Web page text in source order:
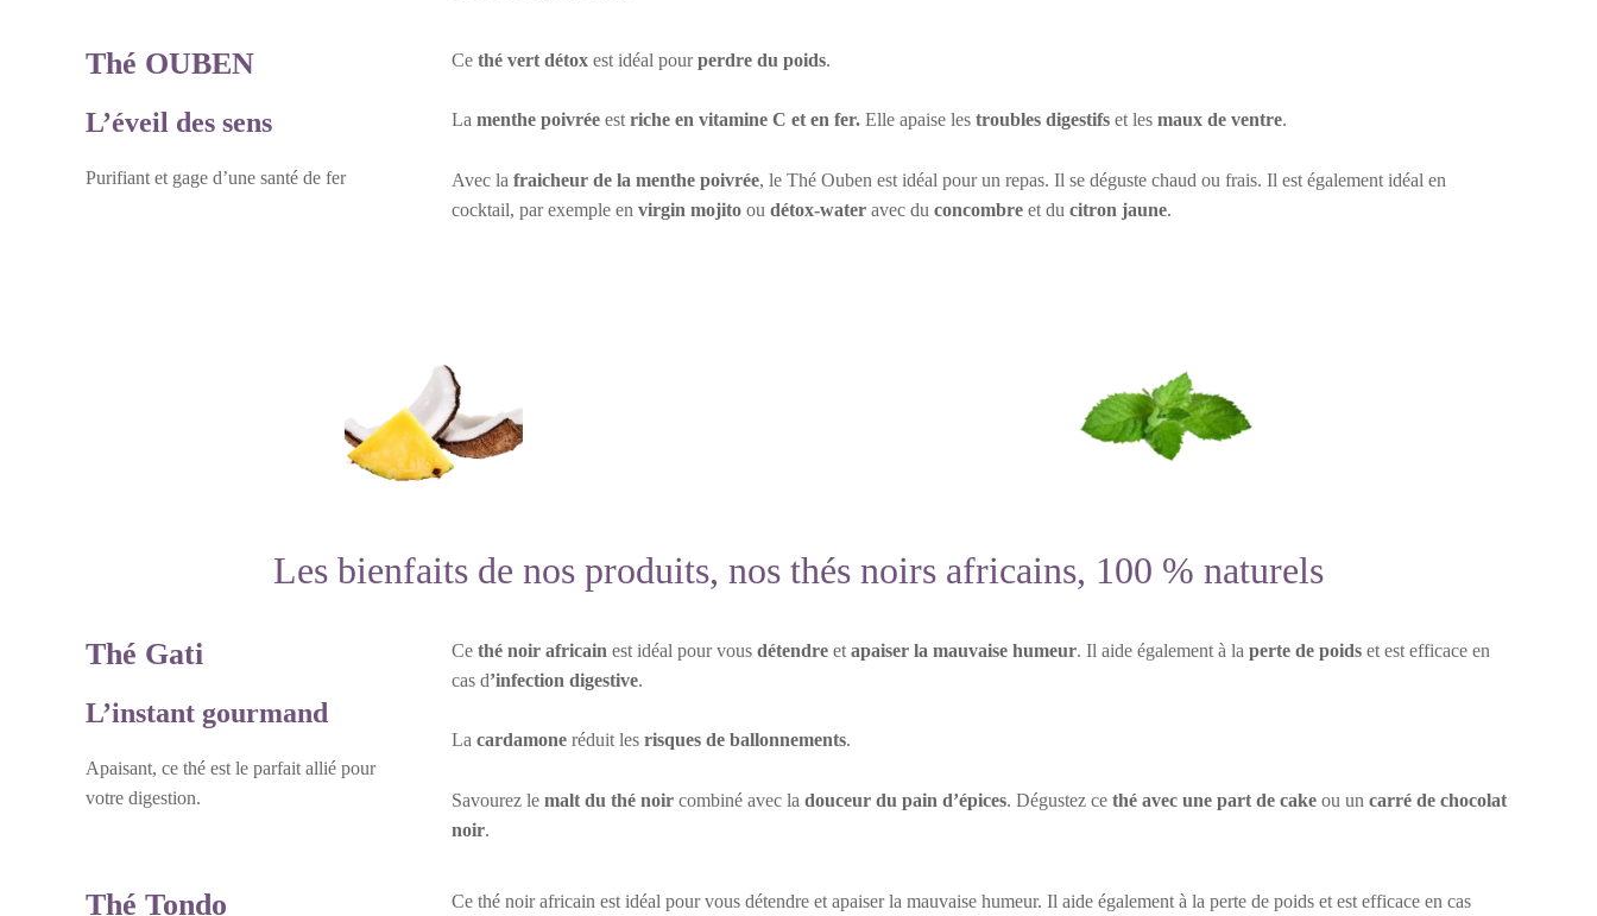
Thé OUBEN
L’éveil des sens
Purifiant et gage d’une santé de fer
Ce thé vert détoxest idéal pourperdre du poids.
La menthe poivréeest riche en vitamine C et en fer.Elle apaise les troubles digestifset les maux de ventre.
Avec la fraicheur de la menthe poivrée, le Thé Ouben est idéal pour un repas. Il se déguste chaud ou frais. Il est également idéal en
cocktail, par exemple en virgin mojitoou détox-wateravec du concombreet du citron jaune.
Les bienfaits de nos produits, nos thés noirs africains, 100 % naturels
Thé Gati
L’instant gourmand
Apaisant, ce thé est le parfait allié pour
votre digestion.
Ce thé noir africain est idéal pour vous détendreet apaiser la mauvaise humeur. Il aide également à la perte de poidset est efficace en
cas d’infection digestive.
La cardamoneréduit les risques de ballonnements.
Savourez le malt du thé noircombiné avec la douceur du pain d’épices. Dégustez ce thé avec une part de cakeou un carré de chocolat
noir.
Thé Tondo
Ce thé noir africain est idéal pour vous détendre et apaiser la mauvaise humeur. Il aide également à la perte de poids et est efficace en cas